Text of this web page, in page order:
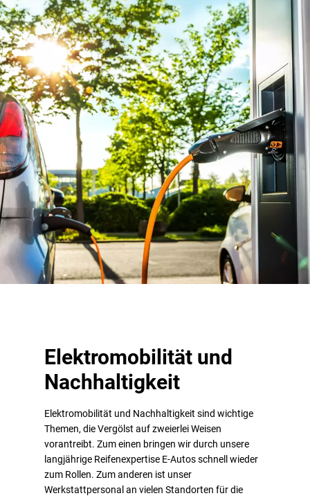
Elektromobilität und
Nachhaltigkeit
Elektromobilität und Nachhaltigkeit sind wichtige
Themen, die Vergölst auf zweierlei Weisen
vorantreibt. Zum einen bringen wir durch unsere
langjährige Reifenexpertise E-Autos schnell wieder
zum Rollen. Zum anderen ist unser
Werkstattpersonal an vielen Standorten für die